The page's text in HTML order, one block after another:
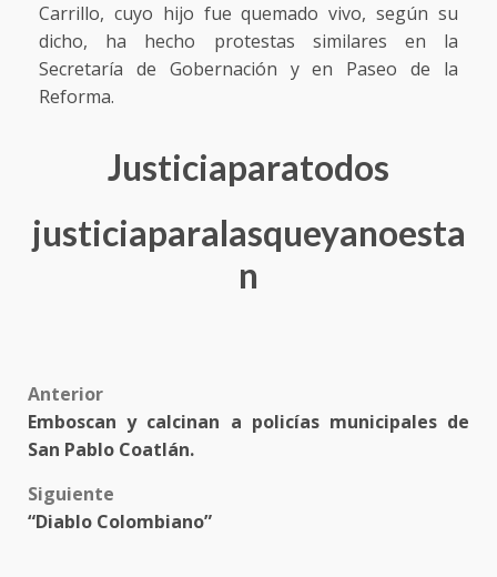
Carrillo, cuyo hijo fue quemado vivo, según su
dicho, ha hecho protestas similares en la
Secretaría de Gobernación y en Paseo de la
Reforma.
Justiciaparatodos
justiciaparalasqueyanoesta
n
Post
navigation
Anterior
Emboscan y calcinan a policías municipales de
San Pablo Coatlán.
Siguiente
“Diablo Colombiano”